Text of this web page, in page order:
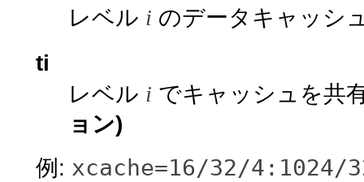
レベル i のデータキャッシ
ti
レベル i でキャッシュを共
ョン)
例: xcache=16/32/4:1024/